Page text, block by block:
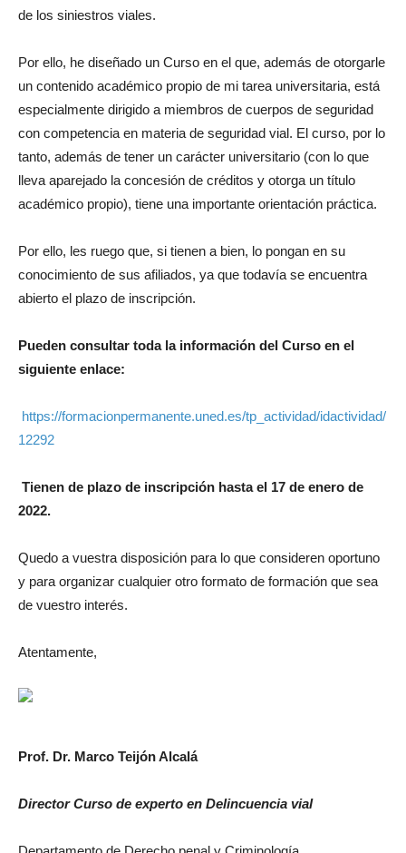
de los siniestros viales.
Por ello, he diseñado un Curso en el que, además de otorgarle
un contenido académico propio de mi tarea universitaria, está
especialmente dirigido a miembros de cuerpos de seguridad
con competencia en materia de seguridad vial. El curso, por lo
tanto, además de tener un carácter universitario (con lo que
lleva aparejado la concesión de créditos y otorga un título
académico propio), tiene una importante orientación práctica.
Por ello, les ruego que, si tienen a bien, lo pongan en su
conocimiento de sus afiliados, ya que todavía se encuentra
abierto el plazo de inscripción.
Pueden consultar toda la información del Curso en el
siguiente enlace:
https://formacionpermanente.uned.es/tp_actividad/idactividad/
12292
Tienen de plazo de inscripción hasta el 17 de enero de
2022.
Quedo a vuestra disposición para lo que consideren oportuno
y para organizar cualquier otro formato de formación que sea
de vuestro interés.
Atentamente,
Prof. Dr. Marco Teijón Alcalá
Director Curso de experto en Delincuencia vial